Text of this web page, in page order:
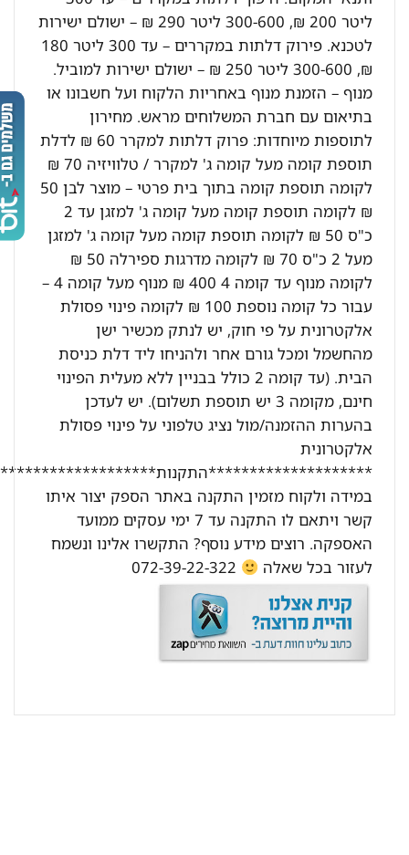
ליטר 200 ₪, 300-600 ליטר 290 ₪ – ישולם ישירות
לטכנא. פירוק דלתות במקררים – עד 300 ליטר 180
₪, 300-600 ליטר 250 ₪ – ישולם ישירות למוביל.
מנוף – הזמנת מנוף באחריות הלקוח ועל חשבונו או
בתיאום עם חברת המשלוחים מראש. מחירון
לתוספות מיוחדות: פרוק דלתות למקרר 60 ₪ לדלת
תוספת קומה מעל קומה ג' למקרר / טלוויזיה 70 ₪
לקומה תוספת קומה בתוך בית פרטי – מוצר לבן 50
₪ לקומה תוספת קומה מעל קומה ג' למזגן עד 2
כ"ס 50 ₪ לקומה תוספת קומה מעל קומה ג' למזגן
מעל 2 כ"ס 70 ₪ לקומה מדרגות ספירלה 50 ₪
לקומה מנוף עד קומה 4 400 ₪ מנוף מעל קומה 4 –
עבור כל קומה נוספת 100 ₪ לקומה פינוי פסולת
אלקטרונית על פי חוק, יש לנתק מכשיר ישן
מהחשמל ומכל גורם אחר ולהניחו ליד דלת כניסת
הבית. (עד קומה 2 כולל בבניין ללא מעלית הפינוי
חינם, מקומה 3 יש תוספת תשלום). יש לעדכן
בהערות ההזמנה/מול נציג טלפוני על פינוי פסולת
אלקטרונית
********************התקנות********************:
במידה ולקוח מזמין התקנה באתר הספק יצור איתו
קשר ויתאם לו התקנה עד 7 ימי עסקים ממועד
האספקה. רוצים מידע נוסף? התקשרו אלינו ונשמח
לעזור בכל שאלה
072-39-22-322